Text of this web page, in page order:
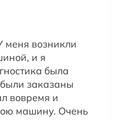
меня возникли
и я
была
заказаны
вовремя и
машину. Очень